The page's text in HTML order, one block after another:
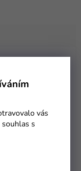
vás
s
hvězdiček.
v pořádku.